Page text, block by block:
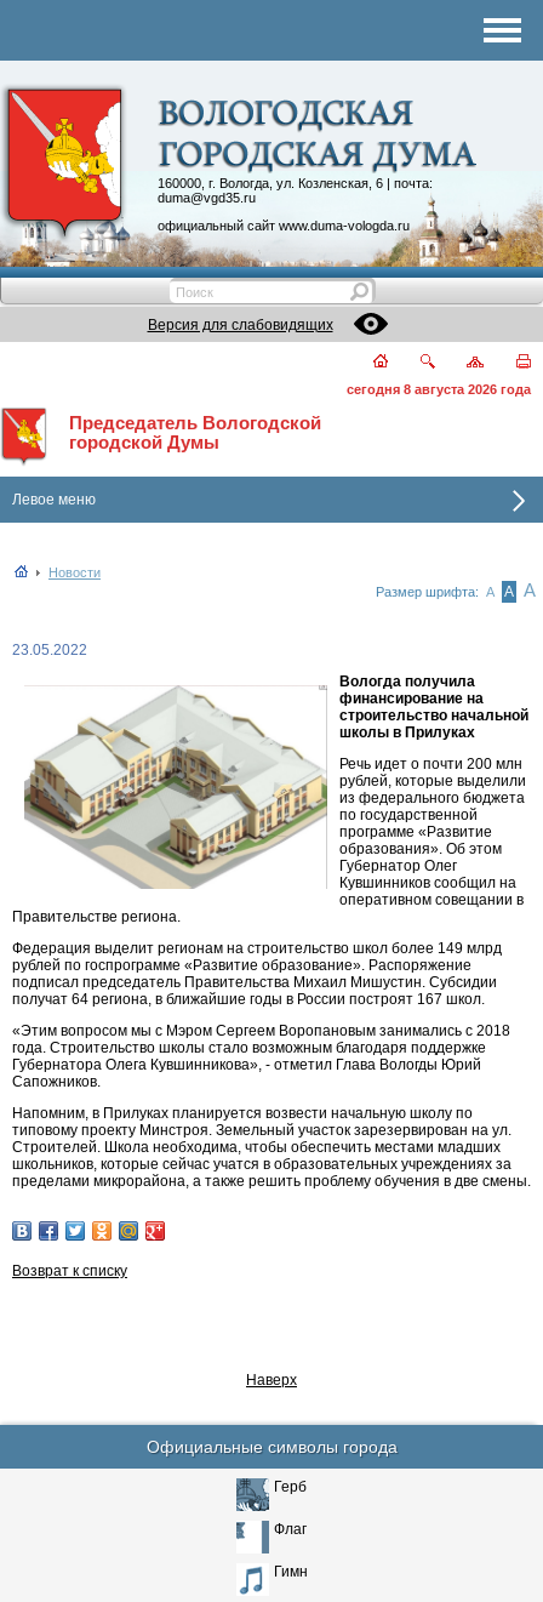
160000, г. Вологда, ул. Козленская, 6 | почта:
duma@vgd35.ru
официальный сайт www.duma-vologda.ru
Контакты
Депутатские объединения
Версия для слабовидящих
сегодня 8 августа 2026 года
Председатель Вологодской
городской Думы
Левое меню
Новости
Размер шрифта: А А А
23.05.2022
Вологда получила
финансирование на
строительство начальной
школы в Прилуках
Речь идет о почти 200 млн
рублей, которые выделили
из федерального бюджета
по государственной
программе «Развитие
образования». Об этом
Губернатор Олег
Кувшинников сообщил на
оперативном совещании в
Правительстве региона.
Федерация выделит регионам на строительство школ более 149 млрд
рублей по госпрограмме «Развитие образование». Распоряжение
подписал председатель Правительства Михаил Мишустин. Субсидии
получат 64 региона, в ближайшие годы в России построят 167 школ.
«Этим вопросом мы с Мэром Сергеем Воропановым занимались с 2018
года. Строительство школы стало возможным благодаря поддержке
Губернатора Олега Кувшинникова», - отметил Глава Вологды Юрий
Сапожников.
Напомним, в Прилуках планируется возвести начальную школу по
типовому проекту Минстроя. Земельный участок зарезервирован на ул.
Строителей. Школа необходима, чтобы обеспечить местами младших
школьников, которые сейчас учатся в образовательных учреждениях за
пределами микрорайона, а также решить проблему обучения в две смены.
Возврат к списку
Наверх
Официальные символы города
Герб
Флаг
Гимн